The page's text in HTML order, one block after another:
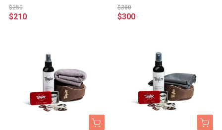
EP (褐色)
$250
$210
$380
$300